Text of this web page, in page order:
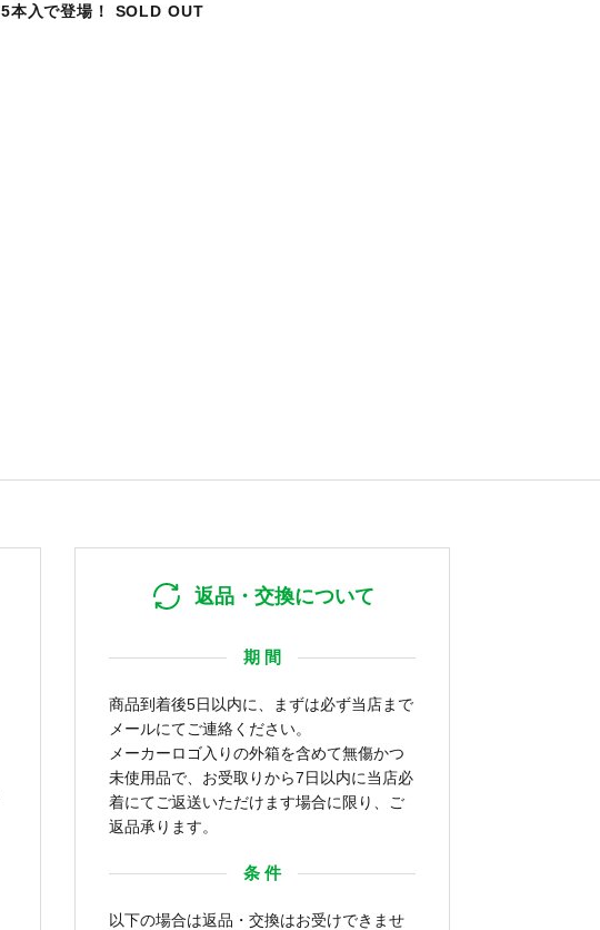
5本入で登場！ SOLD OUT
返品・交換について
期 間
商品到着後5日以内に、まずは必ず当店まで
メールにてご連絡ください。
メーカーロゴ入りの外箱を含めて無傷かつ
未使用品で、お受取りから7日以内に当店必
着にてご返送いただけます場合に限り、ご
返品承ります。
条 件
以下の場合は返品・交換はお受けできませ